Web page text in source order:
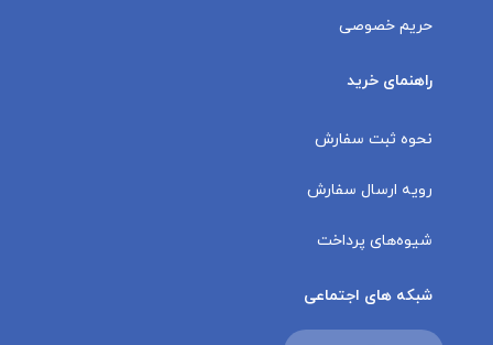
حریم خصوصی
راهنمای خرید
نحوه ثبت سفارش
رویه ارسال سفارش
شیوه‌های پرداخت
شبکه های اجتماعی